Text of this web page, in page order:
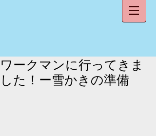
ワークマンに行ってきま
した！ー雪かきの準備